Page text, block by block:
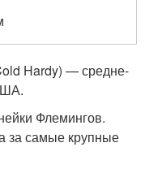
Hardy) — средне-
Флемингов.
за самые крупные